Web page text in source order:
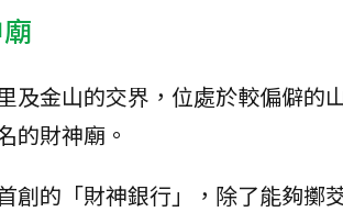
及金山的交界，位處於較偏僻的
的財神廟。
創的「財神銀行」，除了能夠擲